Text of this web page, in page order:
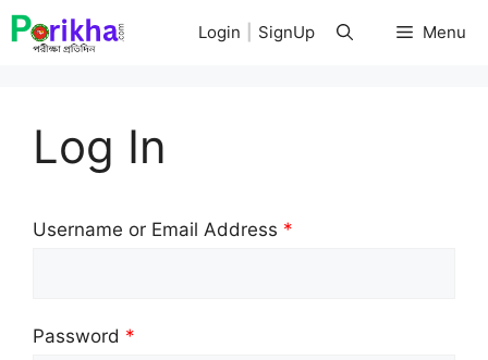
Skip
to
Menu
Login SignUp
Log In
Username or Email Address *
Password *